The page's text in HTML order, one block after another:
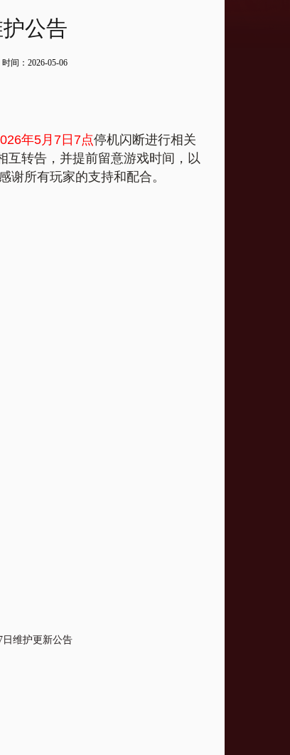
公告
时间：2026-05-06
年5月7日7点停机闪断进行相关
互转告，并提前留意游戏时间，以
谢所有玩家的支持和配合。
日维护更新公告